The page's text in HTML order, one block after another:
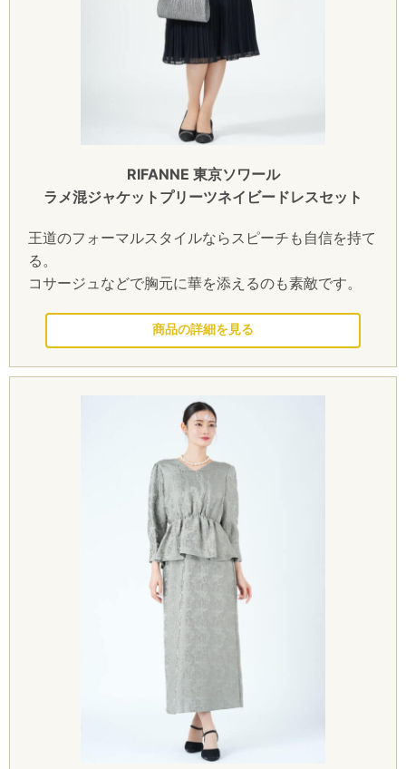
RIFANNE 東京ソワール
ラメ混ジャケットプリーツネイビードレスセット
王道のフォーマルスタイルならスピーチも自信を持て
る。
コサージュなどで胸元に華を添えるのも素敵です。
このドレスを見る